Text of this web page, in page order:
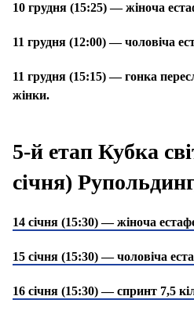
10 грудня (15:25) — жіноча
11 грудня (12:00) — чоловіча
11 грудня (15:15) — гонка
жінки.
5-й етап Кубка
січня)
14 січня (15:30) — жіноча
15 січня (15:30) — чоловіча
16 січня (15:30) — спринт 7,5